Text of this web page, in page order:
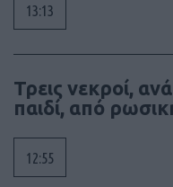
13:13
Τρεις νεκροί,
παιδί, από
12:55